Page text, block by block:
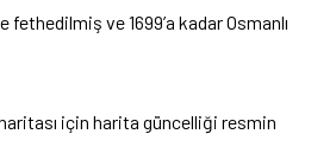
fethedilmiş ve 1699’a kadar Osmanlı
için harita güncelliği resmin